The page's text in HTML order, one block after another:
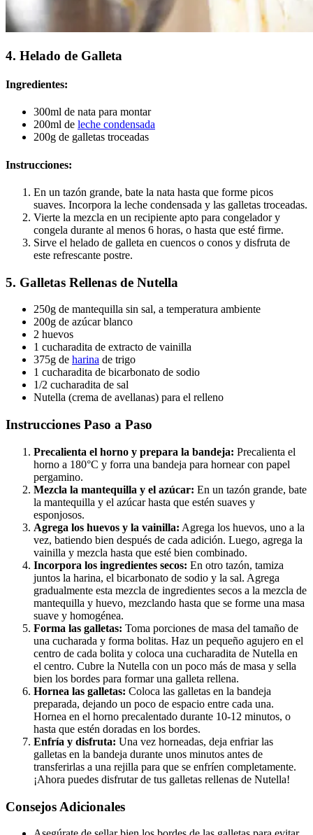
4. Helado de Galleta
Ingredientes:
300ml de nata para montar
200ml de leche condensada
200g de galletas troceadas
Instrucciones:
En un tazón grande, bate la nata hasta que forme picos
suaves. Incorpora la leche condensada y las galletas troceadas.
Vierte la mezcla en un recipiente apto para congelador y
congela durante al menos 6 horas, o hasta que esté firme.
Sirve el helado de galleta en cuencos o conos y disfruta de
este refrescante postre.
5. Galletas Rellenas de Nutella
250g de mantequilla sin sal, a temperatura ambiente
200g de azúcar blanco
2 huevos
1 cucharadita de extracto de vainilla
375g de harina de trigo
1 cucharadita de bicarbonato de sodio
1/2 cucharadita de sal
Nutella (crema de avellanas) para el relleno
Instrucciones Paso a Paso
Precalienta el horno y prepara la bandeja: Precalienta el
horno a 180°C y forra una bandeja para hornear con papel
pergamino.
Mezcla la mantequilla y el azúcar: En un tazón grande, bate
la mantequilla y el azúcar hasta que estén suaves y
esponjosos.
Agrega los huevos y la vainilla: Agrega los huevos, uno a la
vez, batiendo bien después de cada adición. Luego, agrega la
vainilla y mezcla hasta que esté bien combinado.
Incorpora los ingredientes secos: En otro tazón, tamiza
juntos la harina, el bicarbonato de sodio y la sal. Agrega
gradualmente esta mezcla de ingredientes secos a la mezcla de
mantequilla y huevo, mezclando hasta que se forme una masa
suave y homogénea.
Forma las galletas: Toma porciones de masa del tamaño de
una cucharada y forma bolitas. Haz un pequeño agujero en el
centro de cada bolita y coloca una cucharadita de Nutella en
el centro. Cubre la Nutella con un poco más de masa y sella
bien los bordes para formar una galleta rellena.
Hornea las galletas: Coloca las galletas en la bandeja
preparada, dejando un poco de espacio entre cada una.
Hornea en el horno precalentado durante 10-12 minutos, o
hasta que estén doradas en los bordes.
Enfría y disfruta: Una vez horneadas, deja enfriar las
galletas en la bandeja durante unos minutos antes de
transferirlas a una rejilla para que se enfríen completamente.
¡Ahora puedes disfrutar de tus galletas rellenas de Nutella!
Consejos Adicionales